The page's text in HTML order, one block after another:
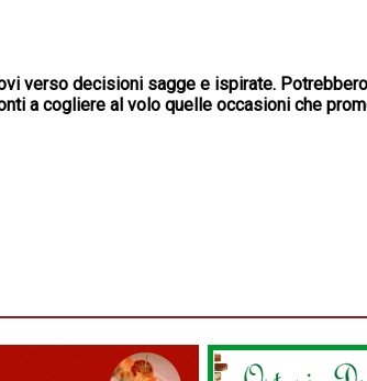
verso decisioni sagge e ispirate.
a cogliere al volo quelle occasioni che